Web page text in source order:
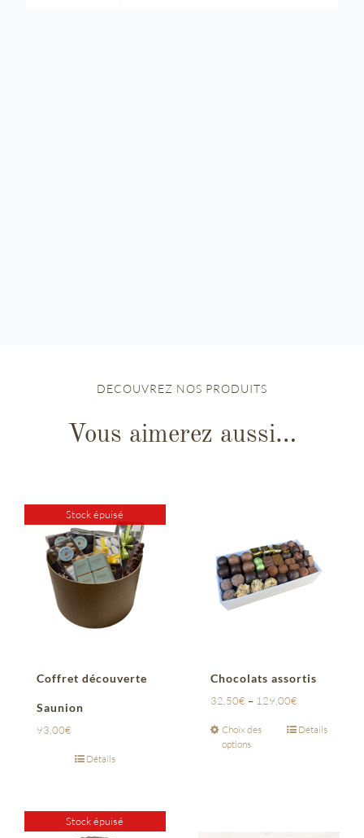
DECOUVREZ NOS PRODUITS
Vous aimerez aussi…
Stock épuisé
Coffret découverte
Saunion
93,00€
Détails
Chocolats assortis
32,50€ – 129,00€
Choix des
options
Détails
Stock épuisé